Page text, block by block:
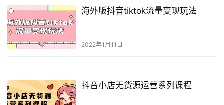
海外版抖音tiktok流量变现玩法
2022年1月11日
抖音小店无货源运营系列课程